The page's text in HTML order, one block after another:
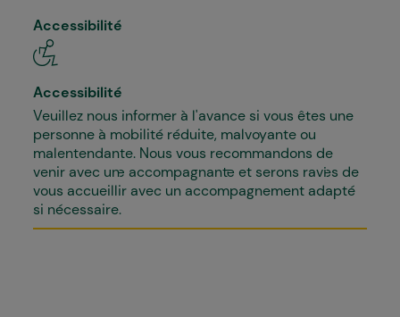
Accessibilité
Accessibilité
Veuillez nous informer à l'avance si vous êtes une
personne à mobilité réduite, malvoyante ou
malentendante. Nous vous recommandons de
venir avec un·e accompagnant·e et serons ravi·es de
vous accueillir avec un accompagnement adapté
si nécessaire.